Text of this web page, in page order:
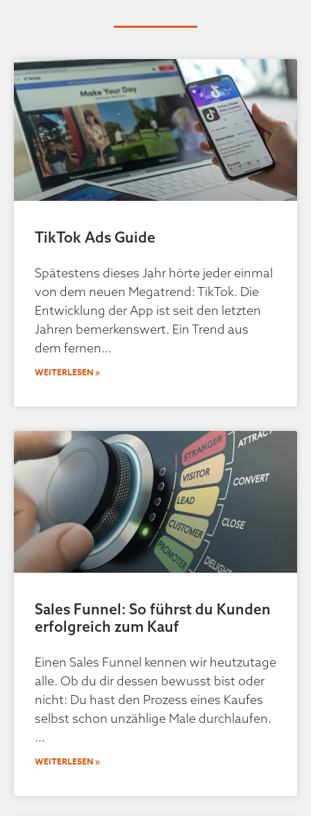
TikTok Ads Guide
Spätestens dieses Jahr hörte jeder einmal
von dem neuen Megatrend: TikTok. Die
Entwicklung der App ist seit den letzten
Jahren bemerkenswert. Ein Trend aus
dem fernen
WEITERLESEN »
Sales Funnel: So führst du Kunden
erfolgreich zum Kauf
Einen Sales Funnel kennen wir heutzutage
alle. Ob du dir dessen bewusst bist oder
nicht: Du hast den Prozess eines Kaufes
selbst schon unzählige Male durchlaufen.
WEITERLESEN »